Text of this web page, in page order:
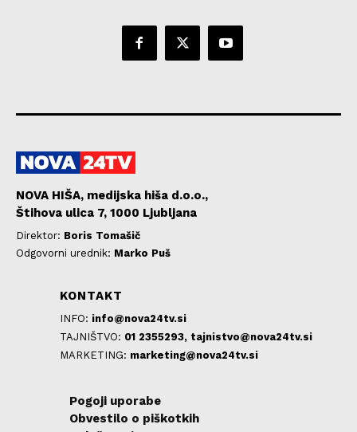
NOVA HIŠA, medijska hiša d.o.o.,
Štihova ulica 7, 1000 Ljubljana
Direktor: Boris Tomašič
Odgovorni urednik: Marko Puš
KONTAKT
INFO: info@nova24tv.si
TAJNIŠTVO: 01 2355293, tajnistvo@nova24tv.si
MARKETING: marketing@nova24tv.si
Pogoji uporabe
Obvestilo o piškotkih